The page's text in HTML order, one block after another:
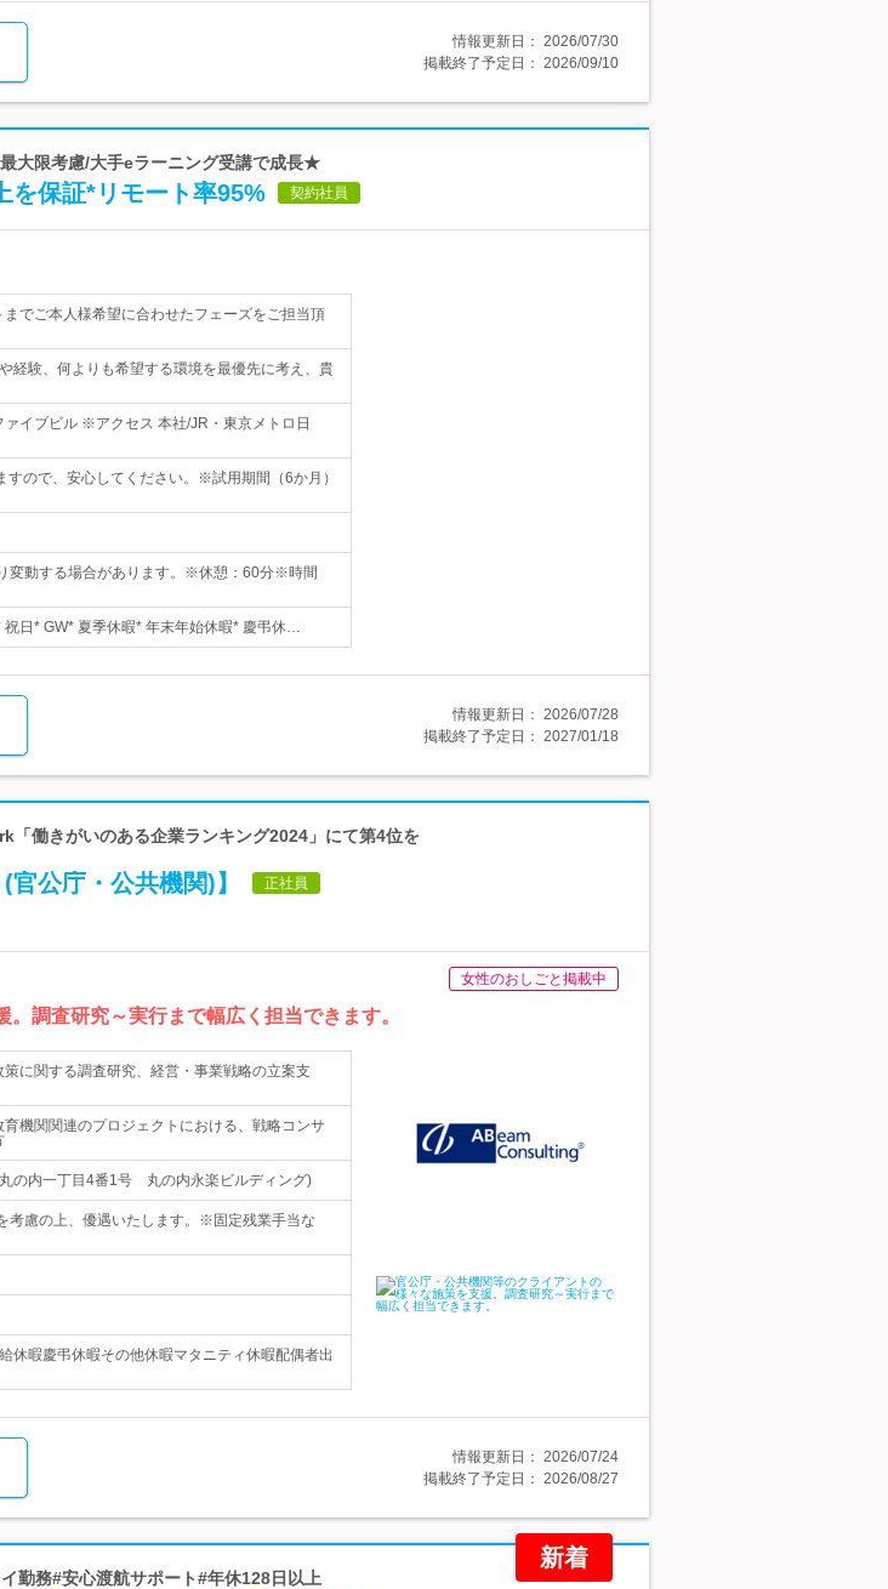
情報更新日： 2026/07/30
掲載終了予定日： 2026/09/10
大限考慮/大手eラーニング受講で成長★
を保証*リモート率95% 契約社員
でご本人様希望に合わせたフェーズをご担当頂
験、何よりも希望する環境を最優先に考え、貴
イブビル ※アクセス 本社/JR・東京メトロ日
ので、安心してください。※試用期間（6か月）
変動する場合があります。※休憩：60分※時間
日* GW* 夏季休暇* 年末年始休暇* 慶弔休…
情報更新日： 2026/07/28
掲載終了予定日： 2027/01/18
「働きがいのある企業ランキング2024」にて第4位を
官公庁・公共機関)】 正社員
女性のおしごと掲載中
調査研究～実行まで幅広く担当できます。
に関する調査研究、経営・事業戦略の立案支
機関関連のプロジェクトにおける、戦略コンサ
の内一丁目4番1号 丸の内永楽ビルディング)
慮の上、優遇いたします。※固定残業手当な
休暇慶弔休暇その他休暇マタニティ休暇配偶者出
情報更新日： 2026/07/24
掲載終了予定日： 2026/08/27
新着
勤務#安心渡航サポート#年休128日以上